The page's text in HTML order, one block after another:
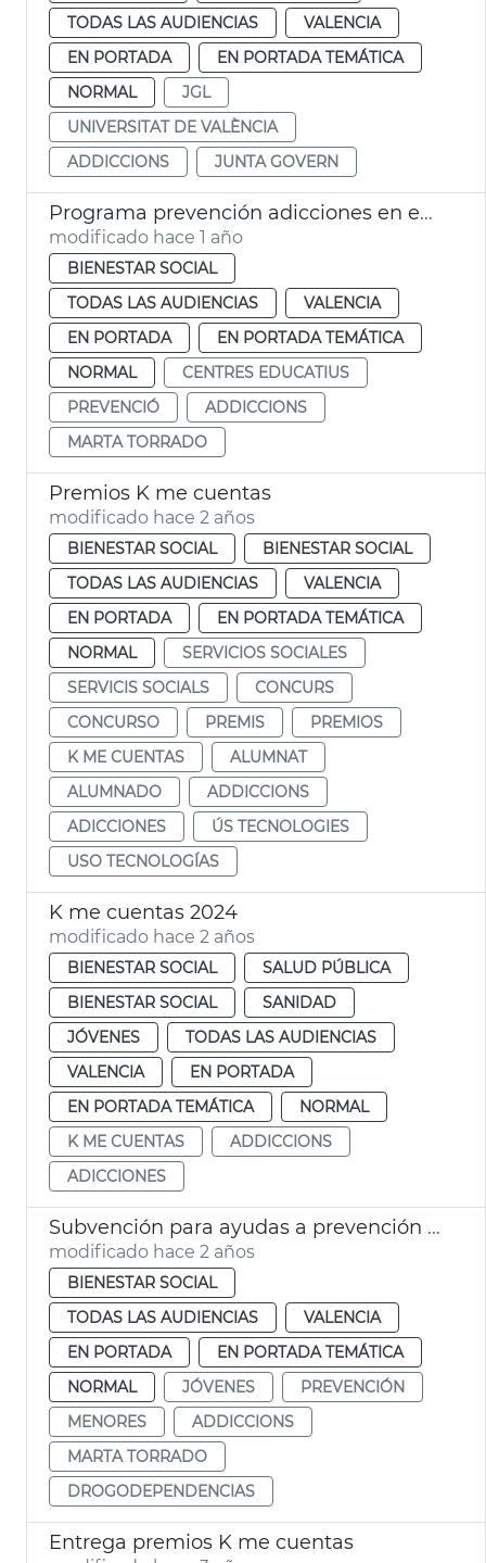
TODAS LAS AUDIENCIAS
VALENCIA
EN PORTADA
EN PORTADA TEMÁTICA
NORMAL
JGL
UNIVERSITAT DE VALÈNCIA
ADDICCIONS
JUNTA GOVERN
Programa prevención adicciones en escolares
modificado hace 1 año
BIENESTAR SOCIAL
TODAS LAS AUDIENCIAS
VALENCIA
EN PORTADA
EN PORTADA TEMÁTICA
NORMAL
CENTRES EDUCATIUS
PREVENCIÓ
ADDICCIONS
MARTA TORRADO
Premios K me cuentas
modificado hace 2 años
BIENESTAR SOCIAL
BIENESTAR SOCIAL
TODAS LAS AUDIENCIAS
VALENCIA
EN PORTADA
EN PORTADA TEMÁTICA
NORMAL
SERVICIOS SOCIALES
SERVICIS SOCIALS
CONCURS
CONCURSO
PREMIS
PREMIOS
K ME CUENTAS
ALUMNAT
ALUMNADO
ADDICCIONS
ADICCIONES
ÚS TECNOLOGIES
USO TECNOLOGÍAS
K me cuentas 2024
modificado hace 2 años
BIENESTAR SOCIAL
SALUD PÚBLICA
BIENESTAR SOCIAL
SANIDAD
JÓVENES
TODAS LAS AUDIENCIAS
VALENCIA
EN PORTADA
EN PORTADA TEMÁTICA
NORMAL
K ME CUENTAS
ADDICCIONS
ADICCIONES
Subvención para ayudas a prevención drogodependencias en menores
modificado hace 2 años
BIENESTAR SOCIAL
TODAS LAS AUDIENCIAS
VALENCIA
EN PORTADA
EN PORTADA TEMÁTICA
NORMAL
JÓVENES
PREVENCIÓN
MENORES
ADDICCIONS
MARTA TORRADO
DROGODEPENDENCIAS
Entrega premios K me cuentas